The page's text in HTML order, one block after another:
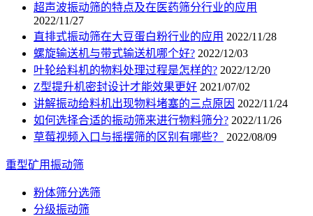
超声波振动筛的特点及在医药筛分行业的应用
2022/11/27
直排式振动筛在大豆蛋白粉行业的应用 2022/11/28
螺旋输送机与带式输送机哪个好? 2022/12/03
叶轮给料机的物料处理过程是怎样的? 2022/12/20
Z型提升机密封设计才能效果更好 2021/07/02
讲解振动给料机出现物料堵塞的三点原因 2022/11/24
如何选择合适的振动筛来进行物料筛分? 2022/11/26
草莓视频入口与摇摆筛的区别有哪些？
2022/08/09
重型矿用振动筛
粉体筛分选筛
分级振动筛